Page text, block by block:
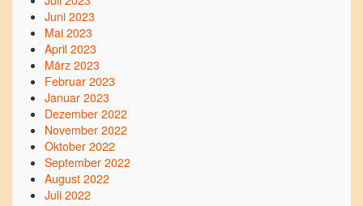
Juni 2023
Mai 2023
April 2023
März 2023
Februar 2023
Januar 2023
Dezember 2022
November 2022
Oktober 2022
September 2022
August 2022
Juli 2022